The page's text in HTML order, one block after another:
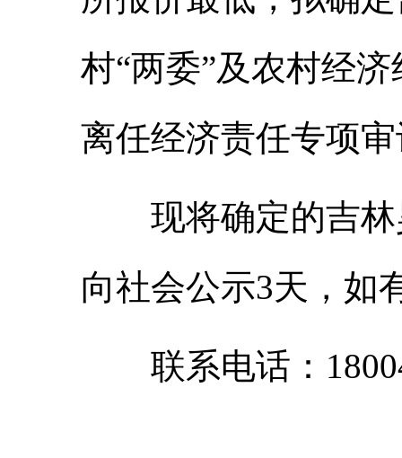
村“两委”及农村经
离任经济责任专项
现将确定的吉
向社会公示3天，如
联系电话：